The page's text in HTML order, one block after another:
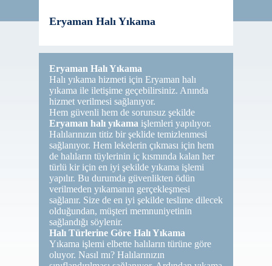
Eryaman Halı Yıkama
Eryaman Halı Yıkama
Halı yıkama hizmeti için Eryaman halı
yıkama ile iletişime geçebilirsiniz. Anında
hizmet verilmesi sağlanıyor.
Hem güvenli hem de sorunsuz şekilde
Eryaman halı yıkama işlemleri yapılıyor.
Halılarınızın titiz bir şeklide temizlenmesi
sağlanıyor. Hem lekelerin çıkması için hem
de halıların tüylerinin iç kısmında kalan her
türlü kir için en iyi şekilde yıkama işlemi
yapılır. Bu durumda güvenlikten ödün
verilmeden yıkamanın gerçekleşmesi
sağlanır. Size de en iyi şekilde teslime dilecek
olduğundan, müşteri memnuniyetinin
sağlandığı söylenir.
Halı Türlerine Göre Halı Yıkama
Yıkama işlemi elbette halıların türüne göre
oluyor. Nasıl mı? Halılarınızın